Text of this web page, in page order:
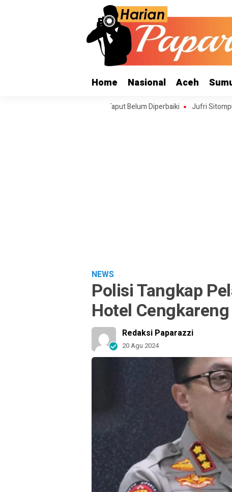
Home Nasional Aceh
di Siualuompu Taput Belum Diperbaiki Jufri Sitompul
NEWS
Polisi Tangkap
Hotel
Redaksi Paparazzi
20 Agu 2024